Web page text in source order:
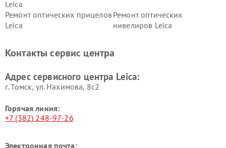
Leica
Ремонт оптических прицелов
Leica
Ремонт оптических
нивелиров Leica
Контакты сервис центра
Адрес сервисного центра Leica:
г. Томск, ул. Нахимова, 8с2
Горячая линия:
+7 (382) 248-97-26
Электронная почта: